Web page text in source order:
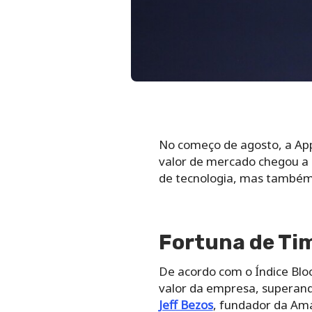
No começo de agosto, a
valor de mercado chegou
de tecnologia, mas
Fortuna de
De acordo com o Índice
valor da empresa,
Jeff Bezos, fundador da